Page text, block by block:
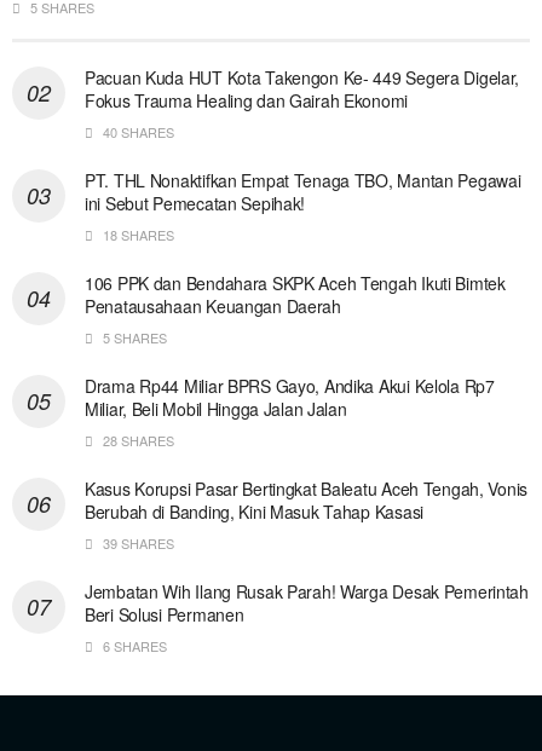
5 SHARES
Pacuan Kuda HUT Kota Takengon Ke- 449 Segera Digelar,
Fokus Trauma Healing dan Gairah Ekonomi
40 SHARES
PT. THL Nonaktifkan Empat Tenaga TBO, Mantan Pegawai
ini Sebut Pemecatan Sepihak!
18 SHARES
106 PPK dan Bendahara SKPK Aceh Tengah Ikuti Bimtek
Penatausahaan Keuangan Daerah
5 SHARES
Drama Rp44 Miliar BPRS Gayo, Andika Akui Kelola Rp7
Miliar, Beli Mobil Hingga Jalan Jalan
28 SHARES
Kasus Korupsi Pasar Bertingkat Baleatu Aceh Tengah, Vonis
Berubah di Banding, Kini Masuk Tahap Kasasi
39 SHARES
Jembatan Wih Ilang Rusak Parah! Warga Desak Pemerintah
Beri Solusi Permanen
6 SHARES